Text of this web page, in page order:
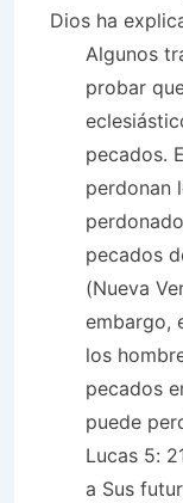
Dios ha
Algunos
probar
pecados.
perdonan
pecados
(Nueva
embargo,
los
pecados
puede
Lucas 5:
a Sus